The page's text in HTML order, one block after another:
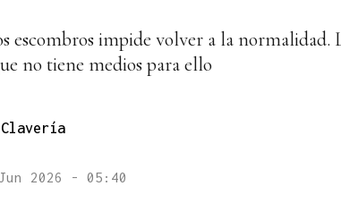
escombros impide volver a la
no tiene medios para ello
2026 - 05:40